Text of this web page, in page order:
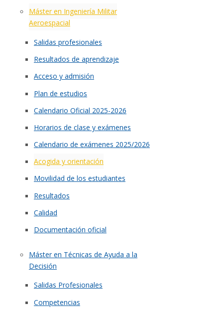
Máster en Ingeniería Militar
Aeroespacial
Salidas profesionales
Resultados de aprendizaje
Acceso y admisión
Plan de estudios
Calendario Oficial 2025-2026
Horarios de clase y exámenes
Calendario de exámenes 2025/2026
Acogida y orientación
Movilidad de los estudiantes
Resultados
Calidad
Documentación oficial
Máster en Técnicas de Ayuda a la
Decisión
Salidas Profesionales
Competencias